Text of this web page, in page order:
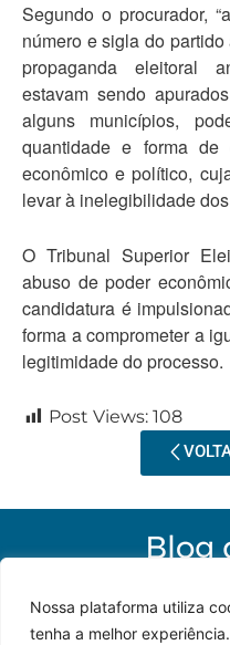
Nossa plataforma utiliza
tenha a melhor
Segundo o procurador,
número e sigla do
propaganda eleitoral
estavam sendo
alguns municípios,
quantidade e forma de
econômico e político,
levar à inelegibilidade
O Tribunal Superior
abuso de poder
candidatura é
forma a comprometer a
legitimidade do processo.
Post Views: 108